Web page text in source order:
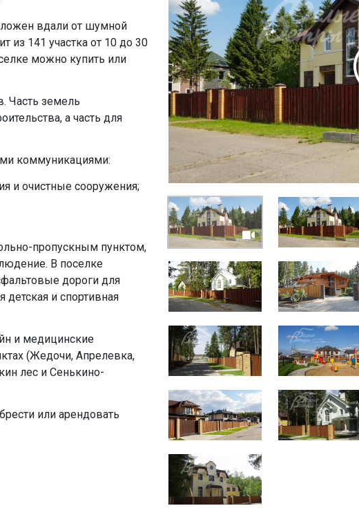
вдали от шумной
из 141 участка от 10 до 30
можно купить или
Часть земель
а часть для
коммуникациями:
и очистные сооружения;
пропускным пунктом,
В поселке
дороги для
детская и спортивная
и медицинские
(Жедочи, Апрелевка,
лес и Сенькино-
или арендовать